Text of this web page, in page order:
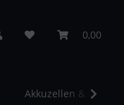
0,00
Akkuzellen &